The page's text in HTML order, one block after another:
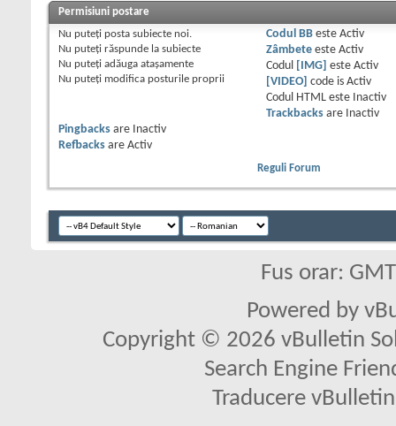
Permisiuni postare
Nu puteţi posta subiecte noi.
Nu puteţi răspunde la subiecte
Nu puteţi adăuga ataşamente
Nu puteţi modifica posturile proprii
Codul BBeste Activ
Zâmbeteeste Activ
Codul
[IMG] este Activ
[VIDEO]
code is Activ
Codul HTML este
Inactiv
Trackbacksare
Inactiv
Pingbacks are
Inactiv
Refbacks are Activ
Reguli Forum
Fus orar:
Powered by
Copyright © 2026 vBulletin
Search Engine
Traducere